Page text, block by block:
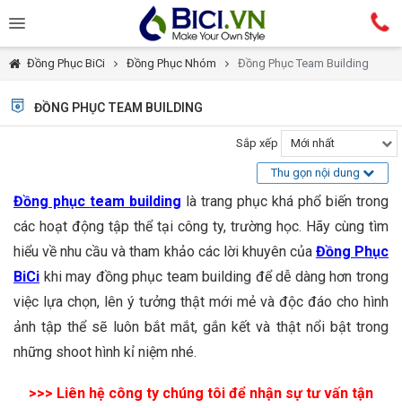
Đồng Phục BiCi Đồng Phục Nhóm Đồng Phục Team Building
ĐỒNG PHỤC TEAM BUILDING
Sắp xếp Mới nhất
Thu gọn nội dung
Đồng phục team building là trang phục khá phổ biến trong
các hoạt động tập thể tại công ty, trường học. Hãy cùng tìm
hiểu về nhu cầu và tham khảo các lời khuyên của Đồng Phục
BiCi khi may đồng phục team building để dễ dàng hơn trong
việc lựa chọn, lên ý tưởng thật mới mẻ và độc đáo cho hình
ảnh tập thể sẽ luôn bắt mắt, gắn kết và thật nổi bật trong
những shoot hình kỉ niệm nhé.
>>> Liên hệ công ty chúng tôi để nhận sự tư vấn tận